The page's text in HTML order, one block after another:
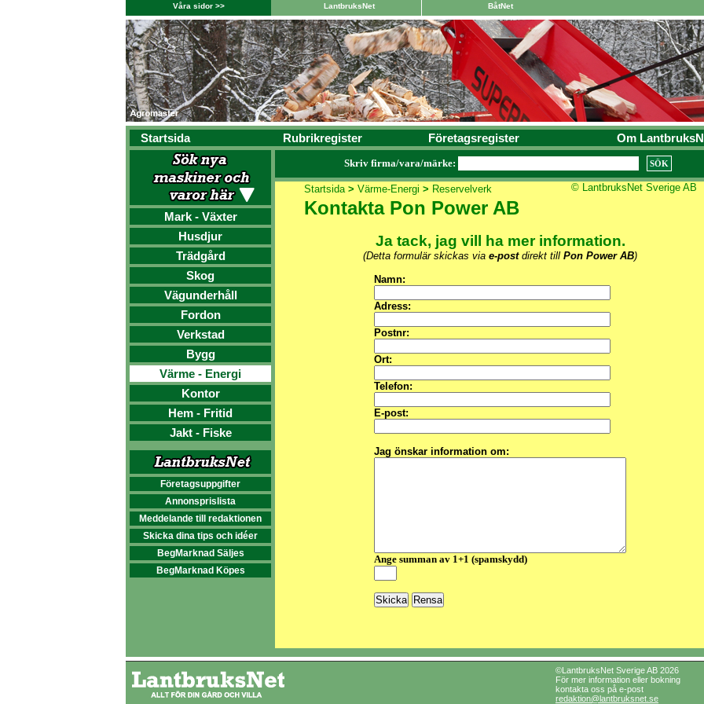
Våra sidor >> LantbruksNet BåtNet
Startsida Rubrikregister Företagsregister Om
Mark - Växter
Husdjur
Trädgård
Skog
Vägunderhåll
Fordon
Verkstad
Bygg
Värme - Energi
Kontor
Hem - Fritid
Jakt - Fiske
Företagsuppgifter
Annonsprislista
Meddelande till redaktionen
Skicka dina tips och idéer
BegMarknad Säljes
BegMarknad Köpes
Skriv firma/vara/märke:
Startsida> Värme-Energi > Reservelverk © LantbruksNet Sverige AB
Kontakta Pon Power AB
Ja tack, jag vill ha mer information.
(Detta formulär skickas via e-postdirekt till Pon Power AB)
Namn:
Adress:
Postnr:
Ort:
Telefon:
E-post:
Jag önskar information om:
Ange summan av 1+1 (spamskydd)
©LantbruksNet Sverige AB 2026
För mer information eller bokning
kontakta oss på e-post
redaktion@lantbruksnet.se